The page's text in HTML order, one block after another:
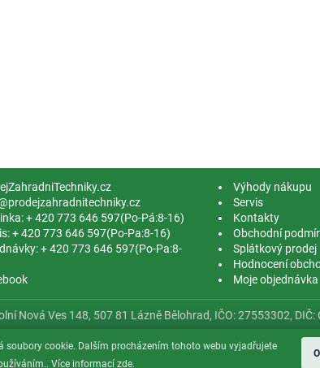
soubory cookie. Dalším procházením tohoto webu vyjadřujete
Více informací zde.
+ 420 773 646 597(Po-Pá:8-16)
+ 420 773 646 597(Po-Pa:8-16)
+ 420 773 646 597(Po-Pa:8-
Výhody nákupu
Servis
Kontakty
Obchodní
Splátkový prodej
Hodnocení
Moje objednávka
Nová Ves 148, 507 81 Lázně Bělohrad, IČO: 27553302,